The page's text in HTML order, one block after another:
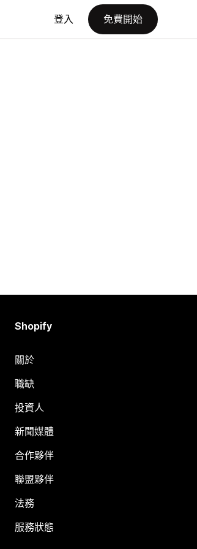
登入 免費開始
Shopify
關於
職缺
投資人
新聞媒體
合作夥伴
聯盟夥伴
法務
服務狀態